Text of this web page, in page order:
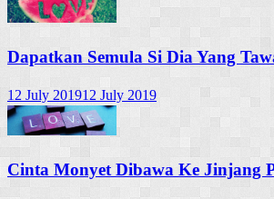
Dapatkan Semula Si Dia Yang
12 July 201912 July 2019
Cinta Monyet Dibawa Ke Jinjang